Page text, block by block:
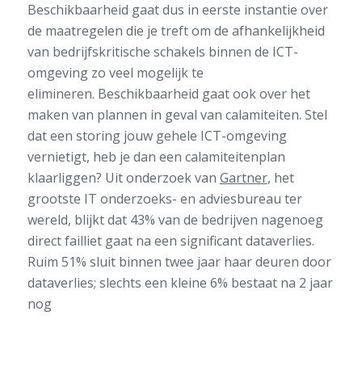
Beschikbaarheid gaatdus in eerste instantie over
de maatregelen die je treftom de afhankelijkheid
van bedrijfskritische schakels binnen de ICT-
omgeving zo veel mogelijk te
elimineren. Beschikbaarheid gaat ook over het
maken van plannen in geval van calamiteiten. Stel
dat een storing jouw gehele ICT-omgeving
vernietigt, heb je dan een calamiteitenplan
klaarliggen? Uit onderzoek van Gartner, het
grootste IT onderzoeks- en adviesbureau ter
wereld, blijkt dat 43% van de bedrijven nagenoeg
direct failliet gaat na een significant dataverlies.
Ruim 51% sluit binnen twee jaar haar deuren door
dataverlies; slechts een kleine 6% bestaat na 2 jaar
nog